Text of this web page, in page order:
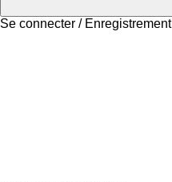
Se connecter / Enregistrement